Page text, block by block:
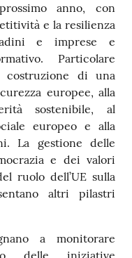
anno, con
e la resilienza
e imprese e
Particolare
costruzione di una
europee, alla
sostenibile, al
europeo e alla
La gestione delle
e dei valori
ruolo dell’UE sulla
altri pilastri
a monitorare
delle iniziative